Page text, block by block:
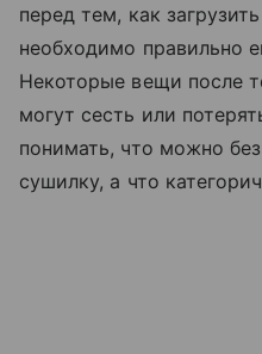
перед тем, как
необходимо правильно
Некоторые вещи после
могут сесть или
понимать, что можно
сушилку, а что